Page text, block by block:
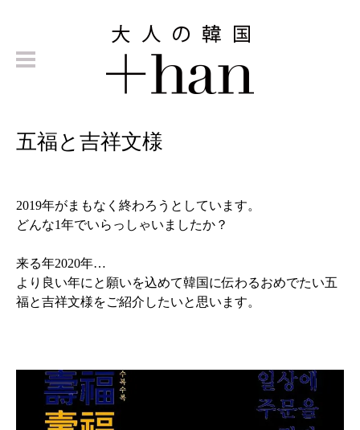
五福と吉祥文様
2019年がまもなく終わろうとしています。
どんな1年でいらっしゃいましたか？
来る年2020年…
より良い年にと願いを込めて韓国に伝わるおめでたい五
福と吉祥文様をご紹介したいと思います。